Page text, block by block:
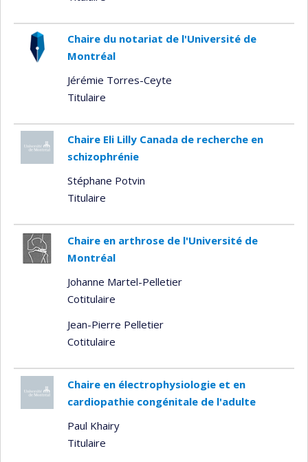
Chaire du notariat de l'Université de
Montréal
Jérémie Torres-Ceyte
Titulaire
Chaire Eli Lilly Canada de recherche en
schizophrénie
Stéphane Potvin
Titulaire
Chaire en arthrose de l'Université de
Montréal
Johanne Martel-Pelletier
Cotitulaire
Jean-Pierre Pelletier
Cotitulaire
Chaire en électrophysiologie et en
cardiopathie congénitale de l'adulte
Paul Khairy
Titulaire